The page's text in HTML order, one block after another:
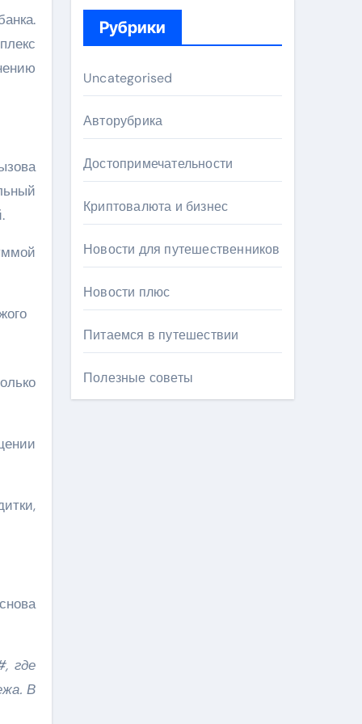
где
В
Рубрики
Uncategorised
Авторубрика
Достопримечательности
Криптовалюта и бизнес
Новости для путешественников
Новости плюс
Питаемся в путешествии
Полезные советы